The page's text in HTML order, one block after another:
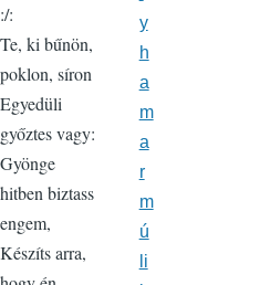
:/:
Te, ki bűnön,
poklon, síron
Egyedüli
győztes vagy:
Gyönge
hitben biztass
engem,
Készíts arra,
y
h
a
m
a
r
m
ú
li